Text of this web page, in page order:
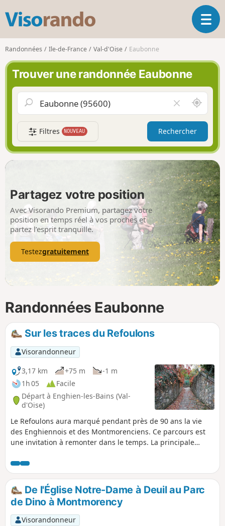
s
o
r
n
d
o
O
u
l
a
i
g
a
t
i
o
n
Randonnées Ile-de-France Val-d'Oise Eaubonne
Trouver une randonnée Eaubonne
i
d
e
r
l
e
c
h
a
m
p
A
u
t
u
r
d
e
m
o
i
Filtres NOUVEAU Rechercher
Partagez votre position
Avec Visorando Premium, partagez votre
position en temps réel à vos proches et
partez l’esprit tranquille.
Testezgratuitement
Randonnées Eaubonne
Sur les traces du Refoulons
Visorandonneur
3,17 km
+75 m
-1 m
1h 05
Facile
Départ à Enghien-les-Bains (Val-
d'Oise)
Le Refoulons aura marqué pendant près de 90 ans la vie
des Enghiennois et des Montmorenciens. Ce parcours est
une invitation à remonter dans le temps. La principale
historique : suivre le tracé de cette ancienne voie ferrée où
quelques vestiges subsistent encore ici et là. Ceux qui
aiment les vestiges ferroviaires se feront un véritable plaisir
de parcourir ce circuit.
De l'Église Notre-Dame à Deuil au Parc
de Dino à Montmorency
Visorandonneur